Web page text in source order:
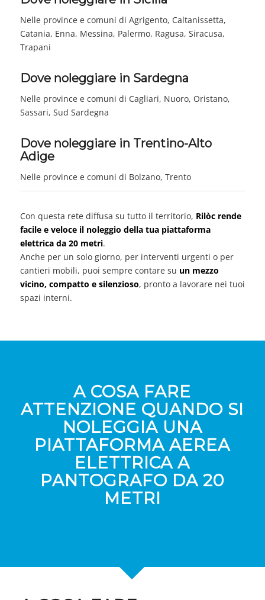
Nelle province e comuni di Agrigento, Caltanissetta,
Catania, Enna, Messina, Palermo, Ragusa, Siracusa,
Trapani
Dove noleggiare in Sardegna
Nelle province e comuni di Cagliari, Nuoro, Oristano,
Sassari, Sud Sardegna
Dove noleggiare in Trentino-Alto
Adige
Nelle province e comuni di Bolzano, Trento
Con questa rete diffusa su tutto il territorio, Rilòc rende
facile e veloce il noleggio della tua piattaforma
elettrica da 20 metri.
Anche per un solo giorno, per interventi urgenti o per
cantieri mobili, puoi sempre contare su un mezzo
vicino, compatto e silenzioso, pronto a lavorare nei tuoi
spazi interni.
A COSA FARE
ATTENZIONE QUANDO SI
NOLEGGIA UNA
PIATTAFORMA AEREA
ELETTRICA A
PANTOGRAFO DA 20
METRI